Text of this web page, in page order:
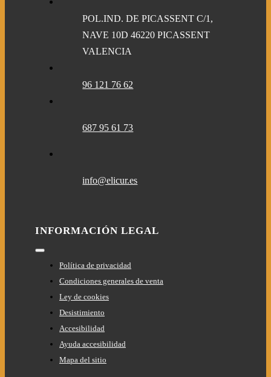
POL.IND. DE PICASSENT C/1,
NAVE 10D 46220 PICASSENT
VALENCIA
96 121 76 62
687 95 61 73
info@elicur.es
INFORMACIÓN LEGAL
Toggle
NavigationPolítica de privacidad
Condiciones generales de venta
Ley de cookies
Desistimiento
Accesibilidad
Ayuda accesibilidad
Mapa del sitio